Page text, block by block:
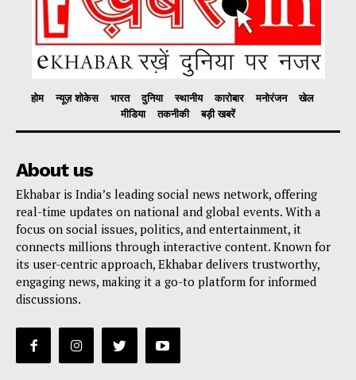
होम न्यूज़ शोकेस भारत दुनिया स्थानीय कारोबार मनोरंजन
खेल
मीडिया
तकनीकी बड़ी खबरें
About us
Ekhabar is India’s leading social news network, offering
real-time updates on national and global events. With a
focus on social issues, politics, and entertainment, it
connects millions through interactive content. Known for
its user-centric approach, Ekhabar delivers trustworthy,
engaging news, making it a go-to platform for informed
discussions.